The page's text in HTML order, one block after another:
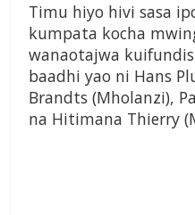
Timu hiyo hivi sasa
kumpata kocha
wanaotajwa
baadhi yao ni Hans
Brandts (Mholanzi),
na Hitimana Thierry